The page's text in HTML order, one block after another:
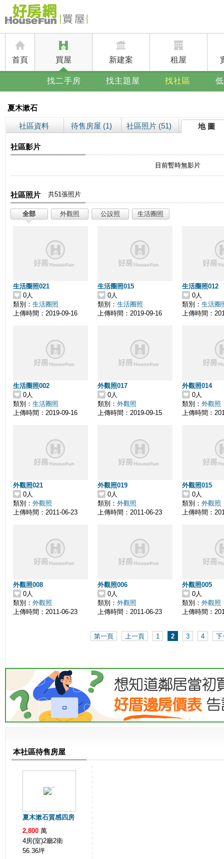
首頁 買屋 新建案 租屋
找二手房 找主題屋 找社區
夏木漱石
社區資料 待售房屋 (1) 社區照片 (51) 地 圖
社區影片
目前暫時無影片
社區照片 共51張照片
全部 外觀照 公設照 生活圈照
生活圈照021
0人
類別： 生活圈照
上傳時間：2019-09-16
生活圈照015
0人
類別： 生活圈照
上傳時間：2019-09-16
生活圈照012
0人
類別： 生活圈
上傳時間：
生活圈照002
0人
類別： 生活圈照
上傳時間：2019-09-16
外觀照017
0人
類別： 外觀照
上傳時間：2019-09-15
外觀照014
0人
類別： 外觀照
上傳時間：
外觀照021
0人
類別： 外觀照
上傳時間：2011-06-23
外觀照019
0人
類別： 外觀照
上傳時間：2011-06-23
外觀照015
0人
類別： 外觀照
上傳時間：
外觀照008
0人
類別： 外觀照
上傳時間：2011-06-23
外觀照006
0人
類別： 外觀照
上傳時間：2011-06-23
外觀照005
0人
類別： 外觀照
上傳時間：
第一頁 上一頁 1 2 3 4 下
本社區待售房屋
夏木漱石質感四房
2,800 萬
4房(室)2廳2衛
56.36坪